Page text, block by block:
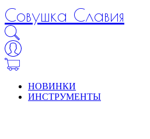
Совушка Славия
НОВИНКИ
ИНСТРУМЕНТЫ